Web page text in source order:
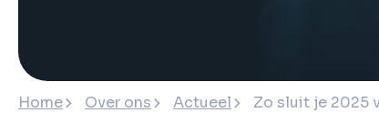
Home Over ons Actueel
Zo sluit je 2025